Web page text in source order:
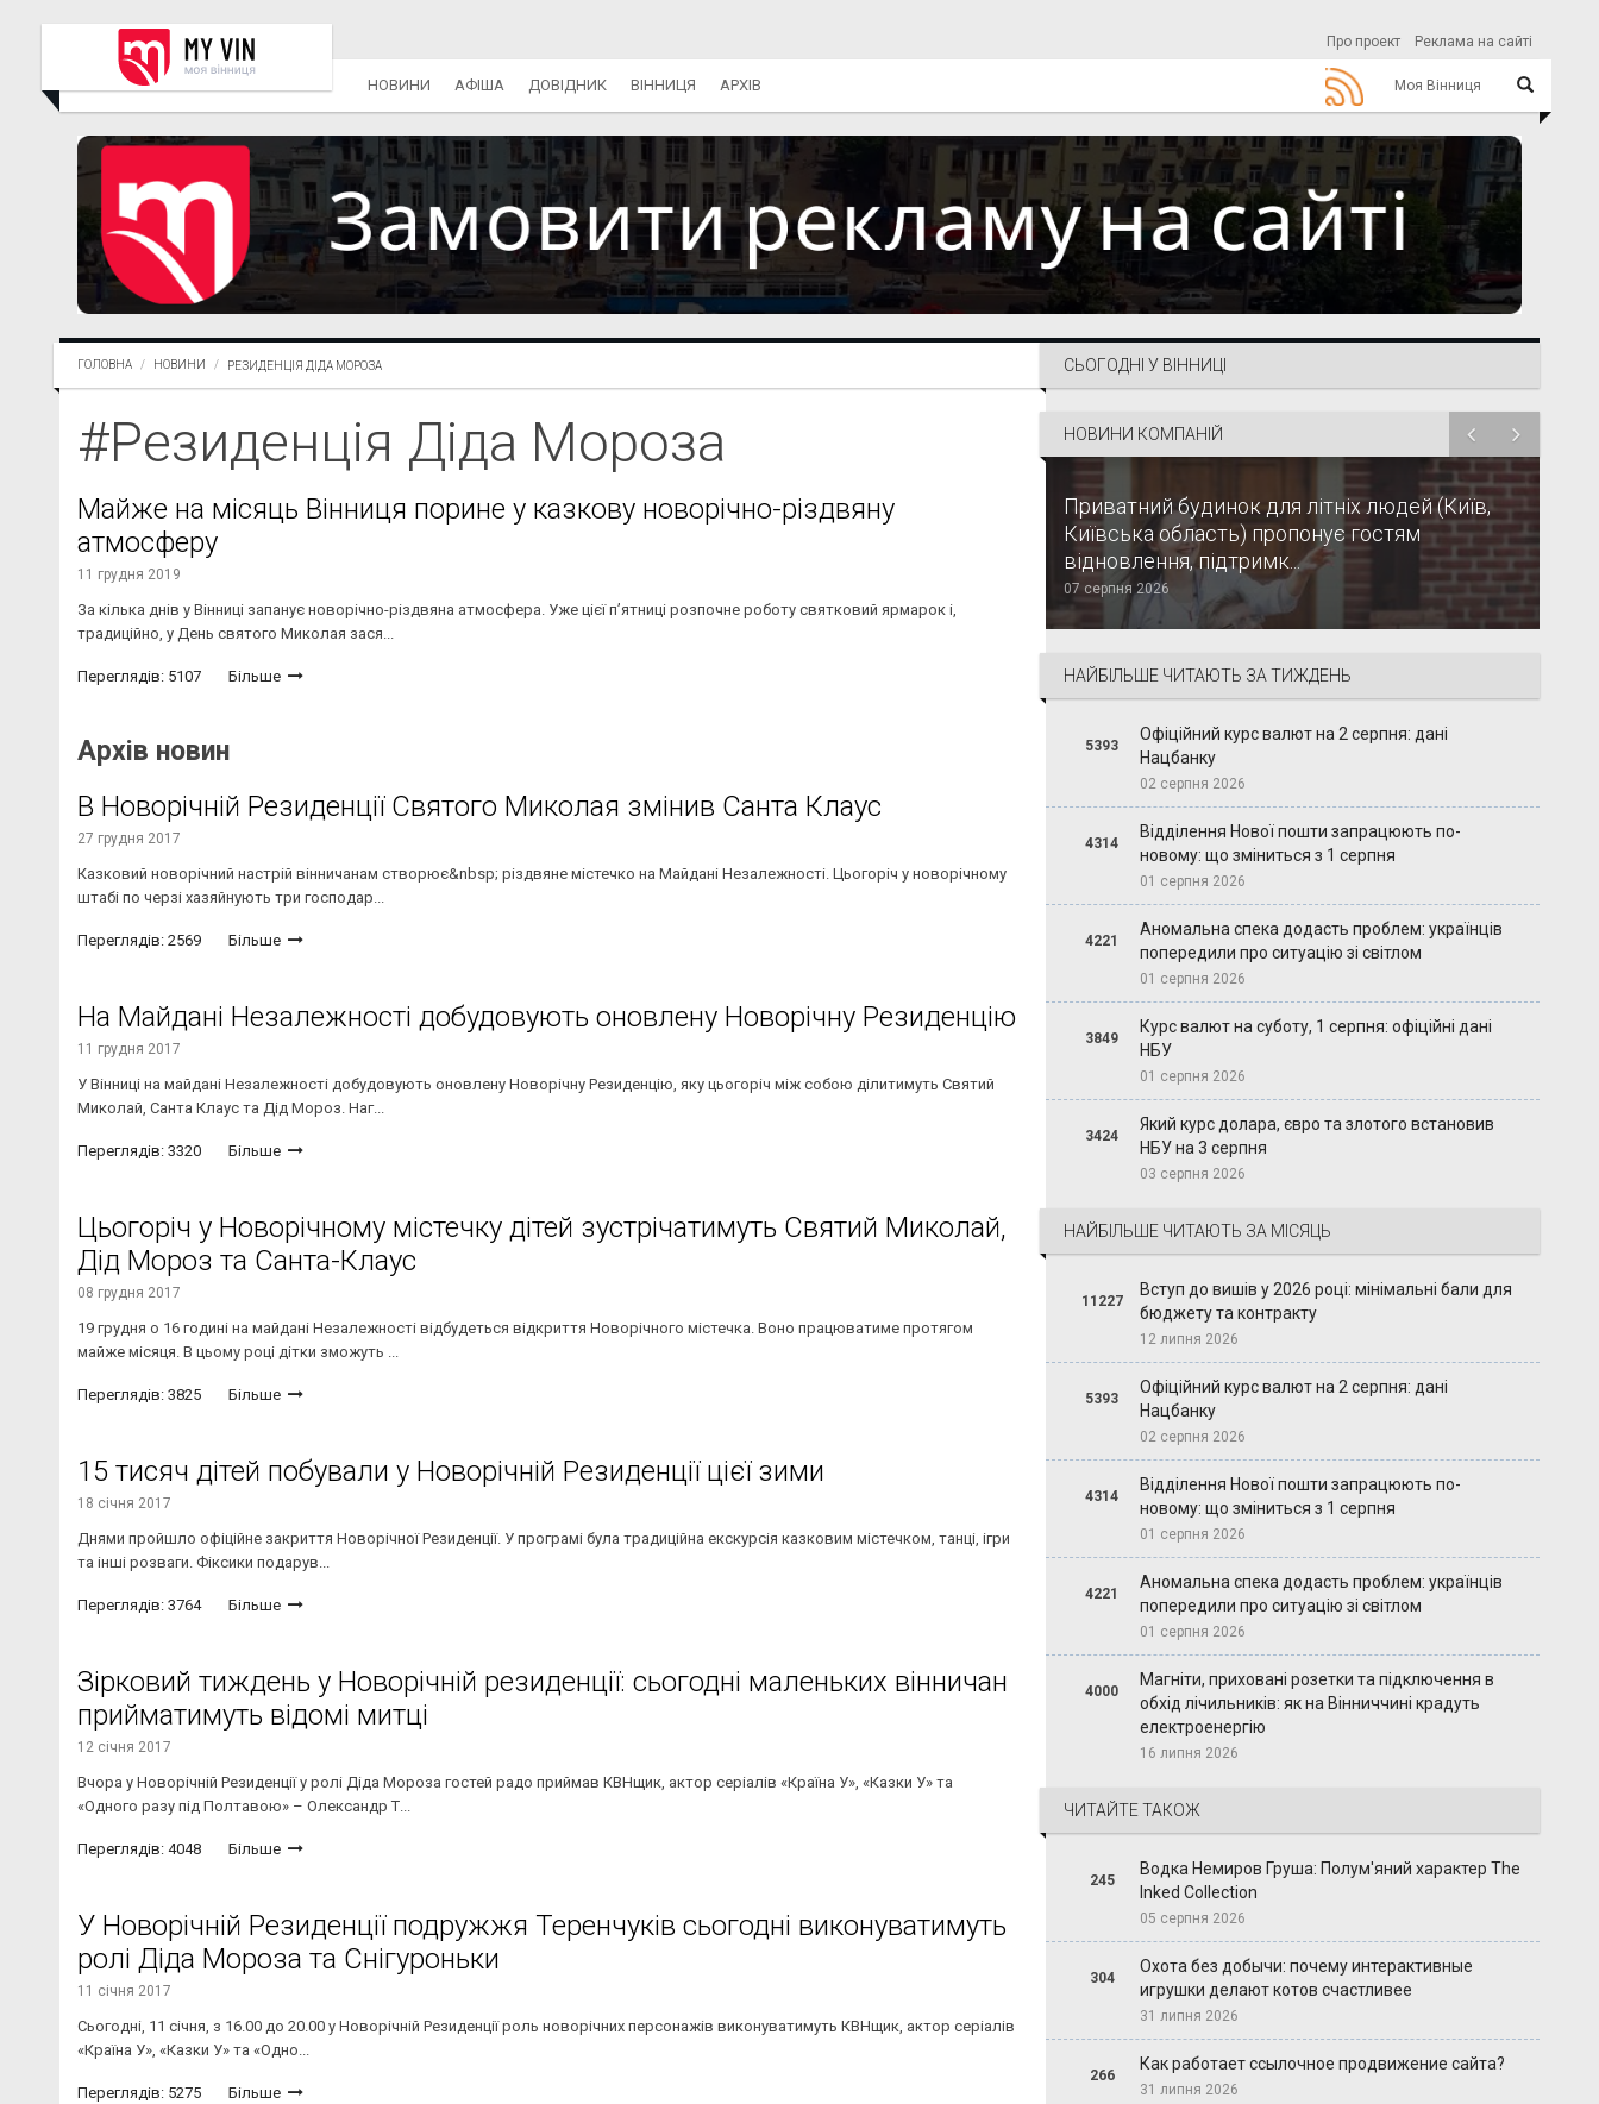
Про проект Реклама на сайті
Моя Вінниця
НОВИНИ АФІША ДОВІДНИК ВІННИЦЯ АРХІВ
ГОЛОВНА НОВИНИ РЕЗИДЕНЦІЯ ДІДА МОРОЗА
#Резиденція Діда Мороза
Майже на місяць Вінниця порине у казкову новорічно-різдвяну
атмосферу
11 грудня 2019
За кілька днів у Вінниці запанує новорічно-різдвяна атмосфера. Уже цієї п’ятниці розпочне роботу святковий ярмарок і,
традиційно, у День святого Миколая зася...
Переглядів: 5107 Більше
Архів новин
В Новорічній Резиденції Святого Миколая змінив Санта Клаус
27 грудня 2017
Казковий новорічний настрій вінничанам створює&nbsp; різдвяне містечко на Майдані Незалежності. Цьогоріч у новорічному
штабі по черзі хазяйнують три господар...
Переглядів: 2569 Більше
На Майдані Незалежності добудовують оновлену Новорічну Резиденцію
11 грудня 2017
У Вінниці на майдані Незалежності добудовують оновлену Новорічну Резиденцію, яку цьогоріч між собою ділитимуть Святий
Миколай, Санта Клаус та Дід Мороз. Наг...
Переглядів: 3320 Більше
Цьогоріч у Новорічному містечку дітей зустрічатимуть Святий Миколай,
Дід Мороз та Санта-Клаус
08 грудня 2017
19 грудня о 16 годині на майдані Незалежності відбудеться відкриття Новорічного містечка. Воно працюватиме протягом
майже місяця. В цьому році дітки зможуть ...
Переглядів: 3825 Більше
15 тисяч дітей побували у Новорічній Резиденції цієї зими
18 січня 2017
Днями пройшло офіційне закриття Новорічної Резиденції. У програмі була традиційна екскурсія казковим містечком, танці, ігри
та інші розваги. Фіксики подарув...
Переглядів: 3764 Більше
Зірковий тиждень у Новорічній резиденції: сьогодні маленьких вінничан
прийматимуть відомі митці
12 січня 2017
Вчора у Новорічній Резиденції у ролі Діда Мороза гостей радо приймав КВНщик, актор серіалів «Країна У», «Казки У» та
«Одного разу під Полтавою» – Олександр Т...
Переглядів: 4048 Більше
У Новорічній Резиденції подружжя Теренчуків сьогодні виконуватимуть
ролі Діда Мороза та Снігуроньки
11 січня 2017
Сьогодні, 11 січня, з 16.00 до 20.00 у Новорічній Резиденції роль новорічних персонажів виконуватимуть КВНщик, актор серіалів
«Країна У», «Казки У» та «Одно...
Переглядів: 5275 Більше
СЬОГОДНІ У ВІННИЦІ
НОВИНИ КОМПАНІЙ
Приватний будинок для літніх людей (Київ,
Київська область) пропонує гостям
відновлення, підтримк...
07 серпня 2026
НАЙБІЛЬШЕ ЧИТАЮТЬ ЗА ТИЖДЕНЬ
5393
Офіційний курс валют на 2 серпня: дані
Нацбанку
02 серпня 2026
4314
Відділення Нової пошти запрацюють по-
новому: що зміниться з 1 серпня
01 серпня 2026
4221
Аномальна спека додасть проблем: українців
попередили про ситуацію зі світлом
01 серпня 2026
3849
Курс валют на суботу, 1 серпня: офіційні дані
НБУ
01 серпня 2026
3424
Який курс долара, євро та злотого встановив
НБУ на 3 серпня
03 серпня 2026
НАЙБІЛЬШЕ ЧИТАЮТЬ ЗА МІСЯЦЬ
11227
Вступ до вишів у 2026 році: мінімальні бали для
бюджету та контракту
12 липня 2026
5393
Офіційний курс валют на 2 серпня: дані
Нацбанку
02 серпня 2026
4314
Відділення Нової пошти запрацюють по-
новому: що зміниться з 1 серпня
01 серпня 2026
4221
Аномальна спека додасть проблем: українців
попередили про ситуацію зі світлом
01 серпня 2026
4000
Магніти, приховані розетки та підключення в
обхід лічильників: як на Вінниччині крадуть
електроенергію
16 липня 2026
ЧИТАЙТЕ ТАКОЖ
245
Водка Немиров Груша: Полум'яний характер The
Inked Collection
05 серпня 2026
304
Охота без добычи: почему интерактивные
игрушки делают котов счастливее
31 липня 2026
266
Как работает ссылочное продвижение сайта?
31 липня 2026